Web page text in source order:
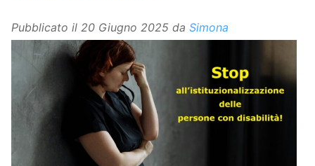
Pubblicato il 20 Giugno 2025 da Simona